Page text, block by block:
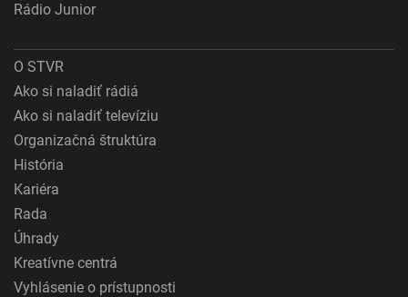
Rádio Junior
O STVR
Ako si naladiť rádiá
Ako si naladiť televíziu
Organizačná štruktúra
História
Kariéra
Rada
Úhrady
Kreatívne centrá
Vyhlásenie o prístupnosti